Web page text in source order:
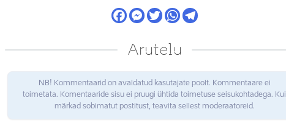
Arutelu
NB! Kommentaarid on avaldatud kasutajate poolt. Kommentaare ei
toimetata. Komentaaride sisu ei pruugi ühtida toimetuse seisukohtadega. Kui
märkad sobimatut postitust, teavita sellest moderaatoreid.